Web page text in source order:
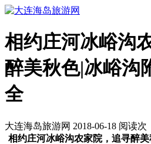
相约庄河冰峪沟
醉美秋色|冰峪沟
全
大连海岛旅游网 2018-06-18 阅读次
相约庄河冰峪沟农家院，追寻醉